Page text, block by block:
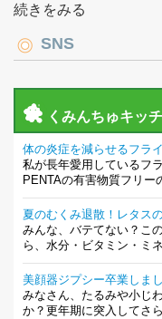
続きをみる
SNS
くみんちゅキッ
体の炎症を減らせるフラ
私が長年愛用しているフ
PENTAの有害物質フリー
夏のむくみ退散！レタス
みんな、バテてない？こ
ら、水分・ビタミン・ミ
美顔器ジプシー卒業しま
みなさん、たるみや小じ
か？更年期に突入してさ